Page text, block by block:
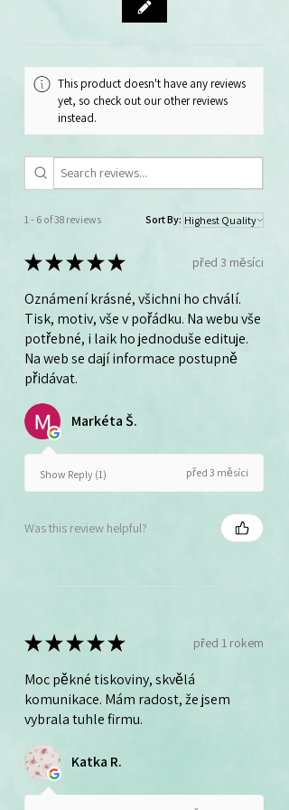
This product doesn't have any reviews
yet, so check out our other reviews
instead.
1 - 6 of 38 reviews Sort By:
★★★★★ před 3 měsíci
Oznámení krásné, všichni ho chválí.
Tisk, motiv, vše v pořádku. Na webu vše
potřebné, i laik ho jednoduše edituje.
Na web se dají informace postupně
přidávat.
Markéta Š.
Show Reply (1) před 3 měsíci
Was this review helpful?
★★★★★ před 1 rokem
Moc pěkné tiskoviny, skvělá
komunikace. Mám radost, že jsem
vybrala tuhle firmu.
Katka R.